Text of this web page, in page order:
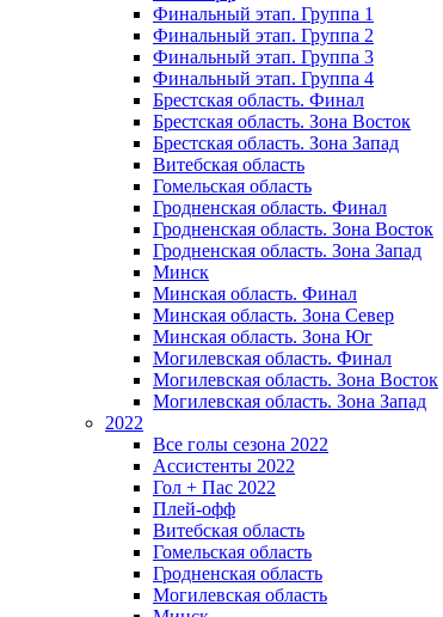
Финальный этап. Группа 1
Финальный этап. Группа 2
Финальный этап. Группа 3
Финальный этап. Группа 4
Брестская область. Финал
Брестская область. Зона Восток
Брестская область. Зона Запад
Витебская область
Гомельская область
Гродненская область. Финал
Гродненская область. Зона Восток
Гродненская область. Зона Запад
Минск
Минская область. Финал
Минская область. Зона Север
Минская область. Зона Юг
Могилевская область. Финал
Могилевская область. Зона Восток
Могилевская область. Зона Запад
2022
Все голы сезона 2022
Ассистенты 2022
Гол + Пас 2022
Плей-офф
Витебская область
Гомельская область
Гродненская область
Могилевская область